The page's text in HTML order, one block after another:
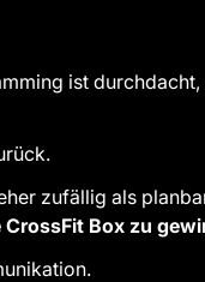
ist
zufällig als
Box zu